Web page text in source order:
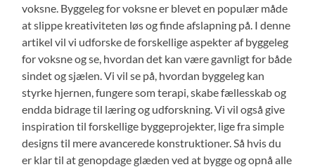
voksne. Byggeleg for voksne er blevet en populær måde
at slippe kreativiteten løs og finde afslapning på. I denne
artikel vil vi udforske de forskellige aspekter af byggeleg
for voksne og se, hvordan det kan være gavnligt for både
sindet og sjælen. Vi vil se på, hvordan byggeleg kan
styrke hjernen, fungere som terapi, skabe fællesskab og
endda bidrage til læring og udforskning. Vi vil også give
inspiration til forskellige byggeprojekter, lige fra simple
designs til mere avancerede konstruktioner. Så hvis du
er klar til at genopdage glæden ved at bygge og opnå alle